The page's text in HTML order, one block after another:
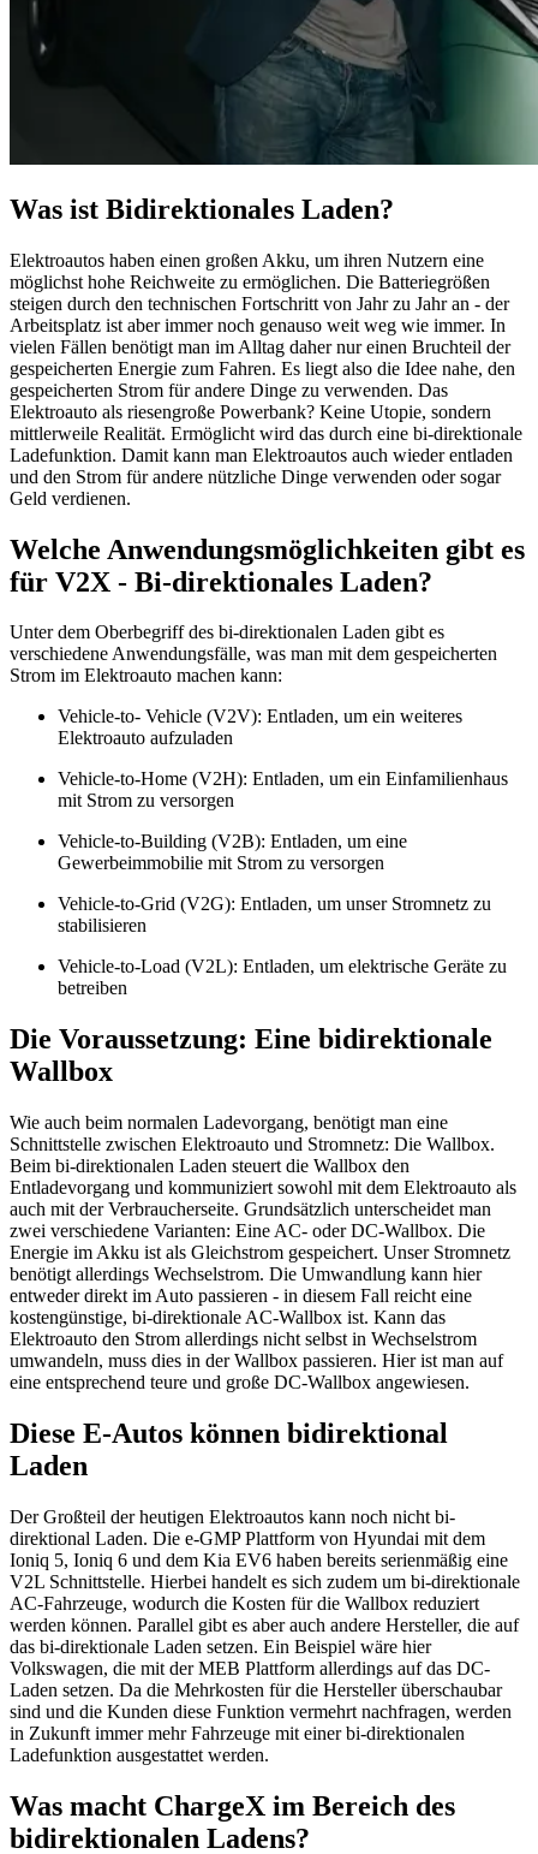
Was ist Bidirektionales Laden?
Elektroautos haben einen großen Akku, um ihren Nutzern eine
möglichst hohe Reichweite zu ermöglichen. Die Batteriegrößen
steigen durch den technischen Fortschritt von Jahr zu Jahr an - der
Arbeitsplatz ist aber immer noch genauso weit weg wie immer. In
vielen Fällen benötigt man im Alltag daher nur einen Bruchteil der
gespeicherten Energie zum Fahren. Es liegt also die Idee nahe, den
gespeicherten Strom für andere Dinge zu verwenden. Das
Elektroauto als riesengroße Powerbank? Keine Utopie, sondern
mittlerweile Realität. Ermöglicht wird das durch eine bi-direktionale
Ladefunktion. Damit kann man Elektroautos auch wieder entladen
und den Strom für andere nützliche Dinge verwenden oder sogar
Geld verdienen.
Welche Anwendungsmöglichkeiten gibt es
für V2X - Bi-direktionales Laden?
Unter dem Oberbegriff des bi-direktionalen Laden gibt es
verschiedene Anwendungsfälle, was man mit dem gespeicherten
Strom im Elektroauto machen kann:
Vehicle-to- Vehicle (V2V): Entladen, um ein weiteres
Elektroauto aufzuladen
Vehicle-to-Home (V2H): Entladen, um ein Einfamilienhaus
mit Strom zu versorgen
Vehicle-to-Building (V2B): Entladen, um eine
Gewerbeimmobilie mit Strom zu versorgen
Vehicle-to-Grid (V2G): Entladen, um unser Stromnetz zu
stabilisieren
Vehicle-to-Load (V2L): Entladen, um elektrische Geräte zu
betreiben
Die Voraussetzung: Eine bidirektionale
Wallbox
Wie auch beim normalen Ladevorgang, benötigt man eine
Schnittstelle zwischen Elektroauto und Stromnetz: Die Wallbox.
Beim bi-direktionalen Laden steuert die Wallbox den
Entladevorgang und kommuniziert sowohl mit dem Elektroauto als
auch mit der Verbraucherseite. Grundsätzlich unterscheidet man
zwei verschiedene Varianten: Eine AC- oder DC-Wallbox. Die
Energie im Akku ist als Gleichstrom gespeichert. Unser Stromnetz
benötigt allerdings Wechselstrom. Die Umwandlung kann hier
entweder direkt im Auto passieren - in diesem Fall reicht eine
kostengünstige, bi-direktionale AC-Wallbox ist. Kann das
Elektroauto den Strom allerdings nicht selbst in Wechselstrom
umwandeln, muss dies in der Wallbox passieren. Hier ist man auf
eine entsprechend teure und große DC-Wallbox angewiesen.
Diese E-Autos können bidirektional
Laden
Der Großteil der heutigen Elektroautos kann noch nicht bi-
direktional Laden. Die e-GMP Plattform von Hyundai mit dem
Ioniq 5, Ioniq 6 und dem Kia EV6 haben bereits serienmäßig eine
V2L Schnittstelle. Hierbei handelt es sich zudem um bi-direktionale
AC-Fahrzeuge, wodurch die Kosten für die Wallbox reduziert
werden können. Parallel gibt es aber auch andere Hersteller, die auf
das bi-direktionale Laden setzen. Ein Beispiel wäre hier
Volkswagen, die mit der MEB Plattform allerdings auf das DC-
Laden setzen. Da die Mehrkosten für die Hersteller überschaubar
sind und die Kunden diese Funktion vermehrt nachfragen, werden
in Zukunft immer mehr Fahrzeuge mit einer bi-direktionalen
Ladefunktion ausgestattet werden.
Was macht ChargeX im Bereich des
bidirektionalen Ladens?